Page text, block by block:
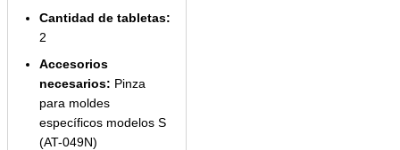
Cantidad de tabletas:
2
Accesorios
necesarios: Pinza
para moldes
específicos modelos S
(AT-049N)